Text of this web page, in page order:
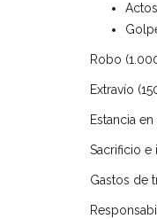
Robo
Extravío
Estancia
Sacrificio
Gastos de